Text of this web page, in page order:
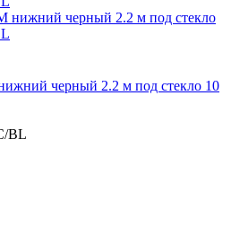
черный 2.2 м под стекло 10
BL